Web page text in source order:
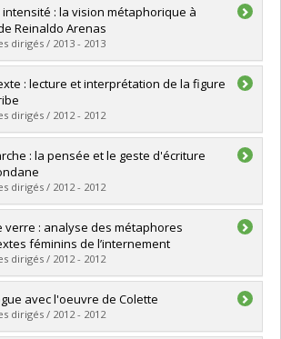
Jean-Michel
:M.A.
dans Papyrus
: la vision métaphorique à
Reinaldo Arenas
dirigés / 2013 - 2013
Eva
:Ph. D.
dans Papyrus
: lecture et interprétation de la figure
dirigés / 2012 - 2012
Alexandra
:M.A.
dans Papyrus
: la pensée et le geste d'écriture
dirigés / 2012 - 2012
Prud'homme, Aurélie
:M.A.
dans Papyrus
verre : analyse des métaphores
féminins de l’internement
dirigés / 2012 - 2012
Cabana, Marie-Hélène
:Ph. D.
avec l'oeuvre de Colette
dirigés / 2012 - 2012